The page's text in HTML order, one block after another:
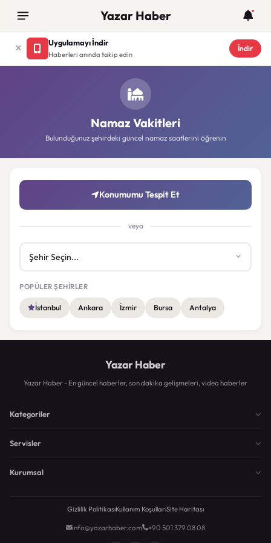
Yazar Haber
Uygulamayı İndir
Haberleri anında takip edin
İndir
Namaz Vakitleri
Bulunduğunuz şehirdeki güncel namaz saatlerini öğrenin
Konumumu Tespit Et
veya
POPÜLER ŞEHIRLER
İstanbul Ankara İzmir Bursa Antalya
Yazar Haber
Yazar Haber - En güncel haberler, son dakika gelişmeleri, video haberler
Kategoriler
Servisler
Kurumsal
Gizlilik PolitikasıKullanım KoşullarıSite Haritası
info@yazarhaber.com +90 501 379 08 08